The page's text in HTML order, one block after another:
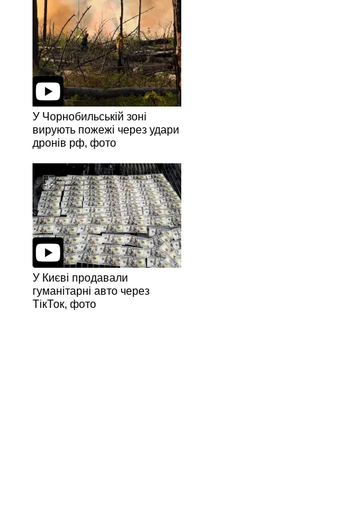
У Чорнобильській зоні
вирують пожежі через удари
дронів рф, фото
У Києві продавали
гуманітарні авто через
ТікТок, фото